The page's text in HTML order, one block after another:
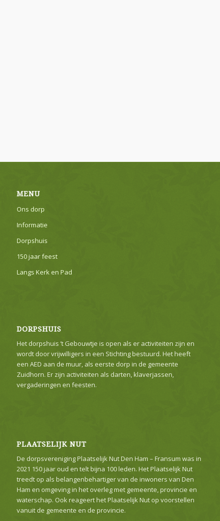
MENU
Ons dorp
Informatie
Dorpshuis
150 jaar feest
Langs Kerk en Pad
DORPSHUIS
Het dorpshuis ’t Gebouwtje is open als er activiteiten zijn en
wordt door vrijwilligers in een Stichting bestuurd. Het heeft
een AED aan de muur, als eerste dorp in de gemeente
Zuidhorn. Er zijn activiteiten als darten, klaverjassen,
vergaderingen en feesten.
PLAATSELIJK NUT
De dorpsvereniging Plaatselijk Nut Den Ham – Fransum was in
2021 150 jaar oud en telt bijna 100 leden. Het Plaatselijk Nut
treedt op als belangenbehartiger van de inwoners van Den
Ham en omgeving in het overleg met gemeente, provincie en
waterschap. Ook reageert het Plaatselijk Nut op voorstellen
vanuit de gemeente en de provincie.